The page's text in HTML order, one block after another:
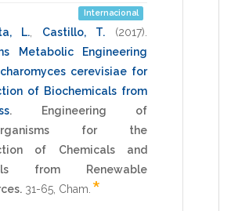
Internacional
L. Castillo, T. (2017)
Metabolic Engineering
cerevisiae for
of Biochemicals from
.
Engineering of
for the
of Chemicals and
from Renewable
31-65 Cham *